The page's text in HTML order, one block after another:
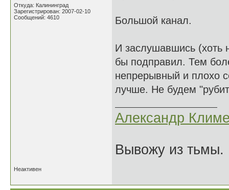
Откуда: Калининград
Зарегистрирован: 2007-02-10
Сообщений: 4610
Большой канал.
И заслушавшись (хоть
бы подправил. Тем
непрерывный и плохо
лучше. Не будем
Александр
Вывожу из тьмы.
Неактивен